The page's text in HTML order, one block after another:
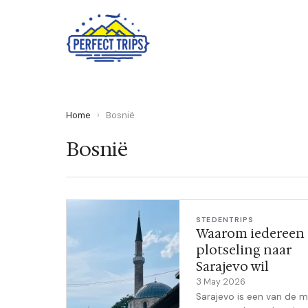
Home › Bosnië
Bosnië
STEDENTRIPS
Waarom iedereen
plotseling naar
Sarajevo wil
3 May 2026
Sarajevo is een van de